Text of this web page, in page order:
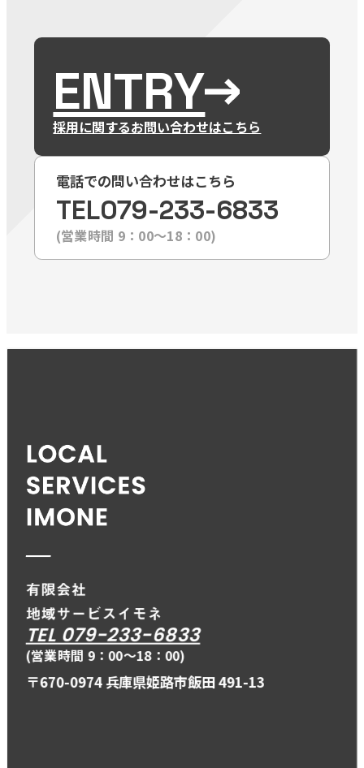
ENTRY
採用に関するお問い合わせはこちら
電話での問い合わせはこちら
TEL079-233-6833
(営業時間 9：00〜18：00)
TEL 079-233-6833
(営業時間 9：00〜18：00)
〒670-0974 兵庫県姫路市飯田 491-13